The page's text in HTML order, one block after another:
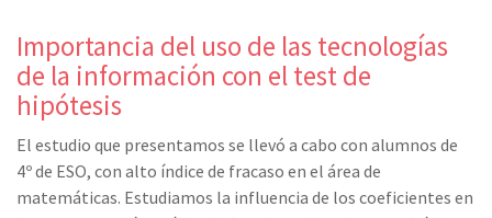
Importancia del uso de las tecnologías
de la información con el test de
hipótesis
El estudio que presentamos se llevó a cabo con alumnos de
4º de ESO, con alto índice de fracaso en el área de
matemáticas. Estudiamos la influencia de los coeficientes en